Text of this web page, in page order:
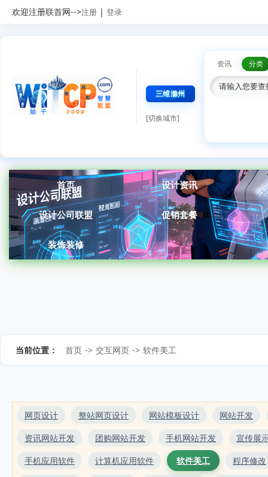
欢迎注册联首网-->注册 | 登录
三维滁州
[切换城市]
资讯 分类
首页 设计资讯
设计公司联盟 促销套餐
装饰装修
当前位置： 首页 -> 交互网页 -> 软件美工
网页设计 整站网页设计 网站模板设计
网站开发
资讯网站开发
团购网站开发 手机网站开发
宣传展
手机应用软件
计算机应用软件 软件美工
程序修改